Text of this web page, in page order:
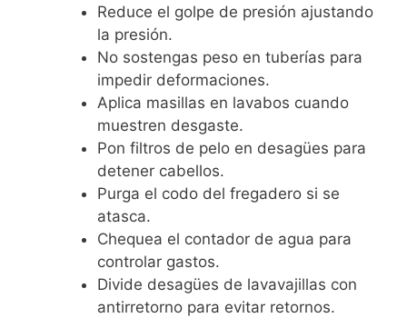
Reduce el golpe de presión ajustando
la presión.
No sostengas peso en tuberías para
impedir deformaciones.
Aplica masillas en lavabos cuando
muestren desgaste.
Pon filtros de pelo en desagües para
detener cabellos.
Purga el codo del fregadero si se
atasca.
Chequea el contador de agua para
controlar gastos.
Divide desagües de lavavajillas con
antirretorno para evitar retornos.